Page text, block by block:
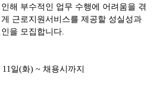
해 부수적인 업무 수행에 어려움을 겪
근로지원서비스를 제공할 성실성과
을 모집합니다
11 일(화) ~ 채용시까지